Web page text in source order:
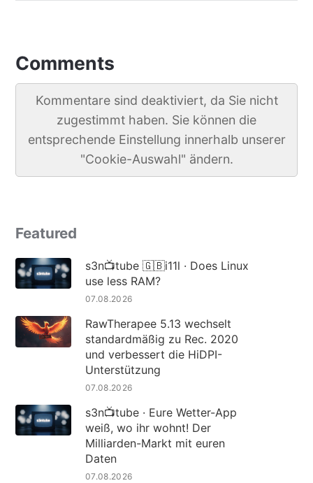
Comments
Kommentare sind deaktiviert, da Sie nicht
zugestimmt haben. Sie können die
entsprechende Einstellung innerhalb unserer
"Cookie-Auswahl" ändern.
Featured
s3n📺tube 🇬🇧i11l · Does Linux
use less RAM?
07.08.2026
RawTherapee 5.13 wechselt
standardmäßig zu Rec. 2020
und verbessert die HiDPI-
Unterstützung
07.08.2026
s3n📺tube · Eure Wetter-App
weiß, wo ihr wohnt! Der
Milliarden-Markt mit euren
Daten
07.08.2026